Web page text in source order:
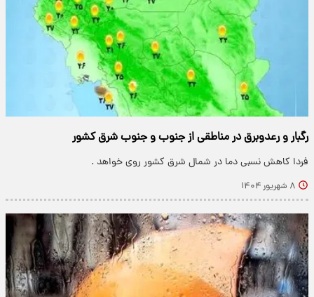
رگبار و رعدوبرق در مناطقی از جنوب و جنوب شرق کشور
فردا کاهش نسبی دما در شمال شرق کشور روی خواهد .
۸ شهریور ۱۴۰۴